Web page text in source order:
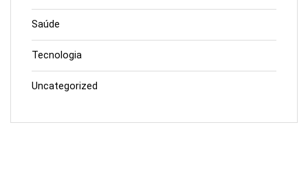
Saúde
Tecnologia
Uncategorized